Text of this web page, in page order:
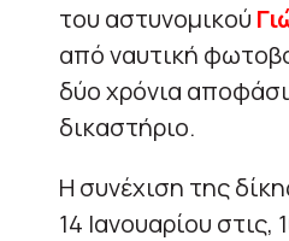
του αστυνομικού
από ναυτική
δύο χρόνια
δικαστήριο.
Η συνέχιση της
14 Ιανουαρίου